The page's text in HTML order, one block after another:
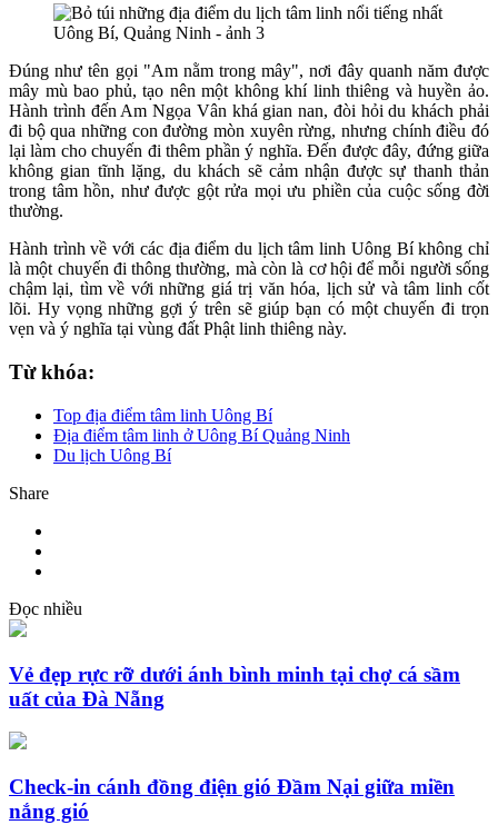
Đúng như tên gọi "Am nằm trong mây", nơi đây quanh năm được
mây mù bao phủ, tạo nên một không khí linh thiêng và huyền ảo.
Hành trình đến Am Ngọa Vân khá gian nan, đòi hỏi du khách phải
đi bộ qua những con đường mòn xuyên rừng, nhưng chính điều đó
lại làm cho chuyến đi thêm phần ý nghĩa. Đến được đây, đứng giữa
không gian tĩnh lặng, du khách sẽ cảm nhận được sự thanh thản
trong tâm hồn, như được gột rửa mọi ưu phiền của cuộc sống đời
thường.
Hành trình về với các địa điểm du lịch tâm linh Uông Bí không chỉ
là một chuyến đi thông thường, mà còn là cơ hội để mỗi người sống
chậm lại, tìm về với những giá trị văn hóa, lịch sử và tâm linh cốt
lõi. Hy vọng những gợi ý trên sẽ giúp bạn có một chuyến đi trọn
vẹn và ý nghĩa tại vùng đất Phật linh thiêng này.
Từ khóa:
Top địa điểm tâm linh Uông Bí
Địa điểm tâm linh ở Uông Bí Quảng Ninh
Du lịch Uông Bí
Share
Đọc nhiều
Vẻ đẹp rực rỡ dưới ánh bình minh tại chợ cá sầm
uất của Đà Nẵng
Check-in cánh đồng điện gió Đầm Nại giữa miền
nắng gió